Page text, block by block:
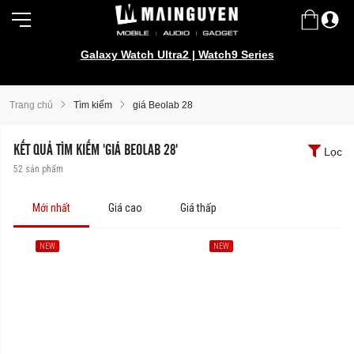
Galaxy Watch Ultra2 | Watch9 Series
Trang chủ Tìm kiếm giá Beolab 28
KẾT QUẢ TÌM KIẾM 'GIÁ BEOLAB 28'
52 sản phẩm
Lọc
Mới nhất Giá cao Giá thấp
NEW NEW